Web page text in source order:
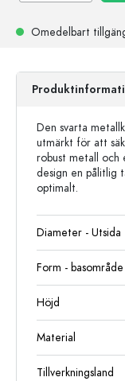
Omedelbart
Den svarta
utmärkt för att
robust metall och
design en pålitlig
optimalt.
Diameter - Utsida
Form - basområde
Höjd
Material
Tillverkningsland